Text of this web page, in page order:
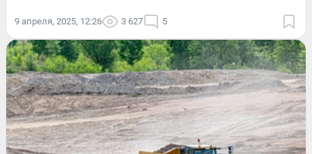
9 апреля, 2025, 12:26 3 627 5